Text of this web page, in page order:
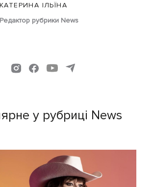
КАТЕРИНА ІЛЬЇНА
Редактор рубрики News
у рубриці News